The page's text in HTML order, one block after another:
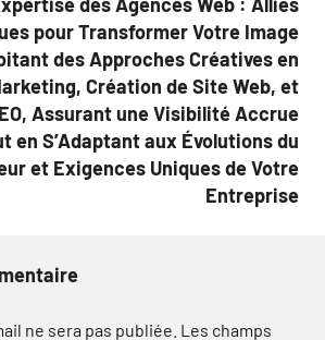
pour Transformer Votre Image
des Approches Créatives en
Création de Site Web, et
Assurant une Visibilité Accrue
en S’Adaptant aux Évolutions du
et Exigences Uniques de Votre
Entreprise
ne sera pas publiée. Les champs